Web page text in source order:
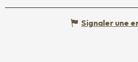
Signaler une